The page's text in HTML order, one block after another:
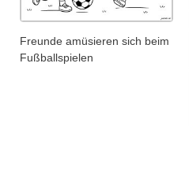
Freunde amüsieren sich beim
Fußballspielen